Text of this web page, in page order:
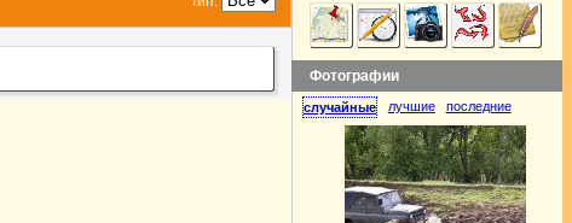
Фотографии
случайные лучшие последние